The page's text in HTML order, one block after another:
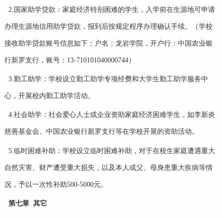
2.国家助学贷款：家庭经济特别困难的学生，入学前在生源地可申请
办理生源地信用助学贷款，报到后按规定程序办理确认手续。（学校
接收助学贷款账号信息如下：户名：龙岩学院，开户行：中国农业银
行新罗支行，账号：13-710101040000744）
3.勤工助学：学校设立勤工助学专项经费和大学生勤工助学服务中
心，开展校内勤工助学活动。
4.社会助学：社会爱心人士或企业资助家庭经济困难学生，如李新炎
慈善基金会、中国农业银行新罗支行等在学校开展的资助活动。
5.临时困难补助：学校设立临时困难补助，对于在校生家庭遭遇重大
自然灾害、财产遭受重大损失，以及本人或父、母身患重大疾病等情
况，予以一次性补助500-5000元。
第七章 其它